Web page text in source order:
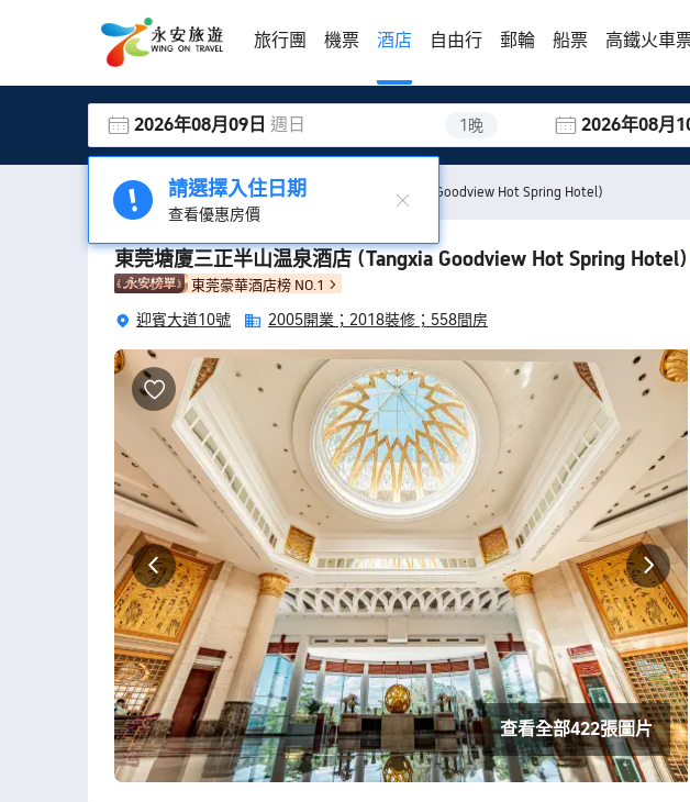
旅行團 機票 酒店 自由行 郵輪 船票 高鐵火車
2026年08月09日 週日 1晚 2026年08月
請選擇入住日期
查看優惠房價
酒店 東莞酒店 東莞塘廈三正半山温泉酒店 (Tangxia Goodview Hot Spring Hotel)
東莞塘廈三正半山温泉酒店 (Tangxia Goodview Hot Spring Hotel)
東莞豪華酒店榜 NO.1
迎賓大道10號 2005開業； 2018裝修； 558間房
查看全部422張圖片
一住，前台的工作人員很
在下雨 温泉和水上樂園
我不得不說，這間酒店真的很大，服務很好，是
一間美食飯店，絕對不要錯過自助餐，一定要提
前預訂，否則都是客滿的！ 服務生也很熱心，都
不怕麻煩！ 水上設施以及酒店裡的活動也安排很
多！孩子保證不會失望⋯ 不過，唯一的缺點就是
飯店年代久遠，濕氣很重，飯店明顯的舊，這次
又遇到下大雨，結果房間淹水了！ 服務人員很快
速的幫我們換到隔壁飯店⋯ 好險他們也在第一時
間先幫我們把行李箱搬高，真是虛驚一場⋯
衞生太
的。衞生
上。早餐
上的酒店
挺大的，
一點的成
及酒店的
野雞酒店
華讓客人
次去拿每
睡全無。